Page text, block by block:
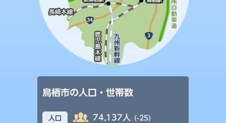
鳥栖市の人口・世帯数
人口 74,137人 (-25)